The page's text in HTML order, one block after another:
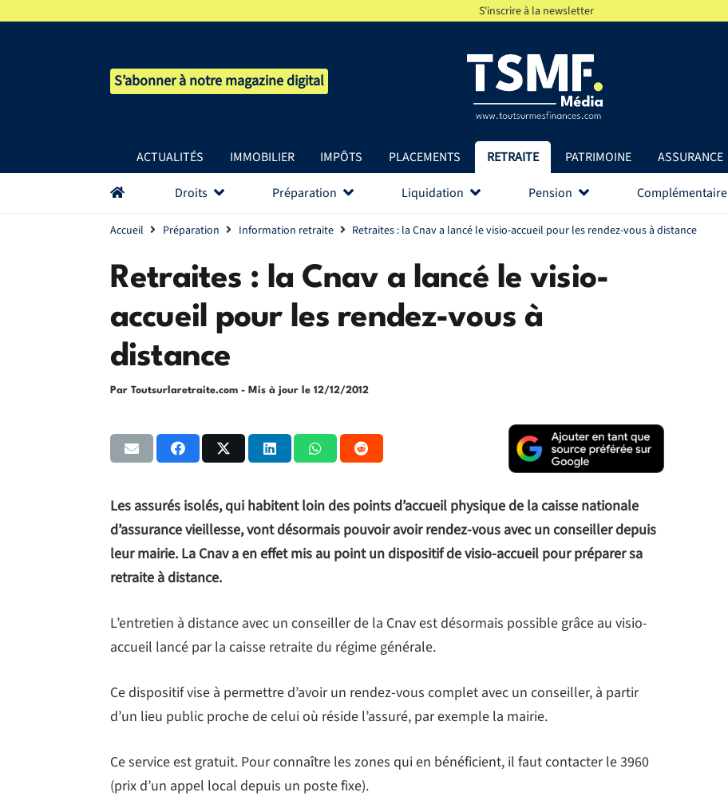
S'inscrire à la newsletter
S’abonner à notre magazine digital
ACTUALITÉS IMMOBILIER IMPÔTS PLACEMENTS RETRAITE PATRIMOINE ASSURANCE
Droits Préparation Liquidation Pension Complémentaire
Accueil Préparation Information retraite Retraites : la Cnav a lancé le visio-accueil pour les rendez-vous à distance
Retraites : la Cnav a lancé le visio-
accueil pour les rendez-vous à
distance
Par Toutsurlaretraite.com - Mis à jour le 12/12/2012
Les assurés isolés, qui habitent loin des points d’accueil physique de la caisse nationale
d’assurance vieillesse, vont désormais pouvoir avoir rendez-vous avec un conseiller depuis
leur mairie. La Cnav a en effet mis au point un dispositif de visio-accueil pour préparer sa
retraite à distance.
L’entretien à distance avec un conseiller de la Cnav est désormais possible grâce au visio-
accueil lancé par la caisse retraite du régime générale.
Ce dispositif vise à permettre d’avoir un rendez-vous complet avec un conseiller, à partir
d’un lieu public proche de celui où réside l’assuré, par exemple la mairie.
Ce service est gratuit. Pour connaître les zones qui en bénéficient, il faut contacter le 3960
(prix d’un appel local depuis un poste fixe).